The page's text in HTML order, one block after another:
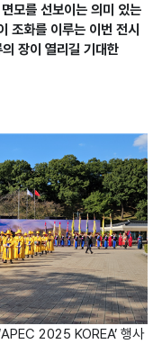
모를 선보이는 의미 있는
조화를 이루는 이번 전시
장이 열리길 기대한
2025 KOREA’ 행사